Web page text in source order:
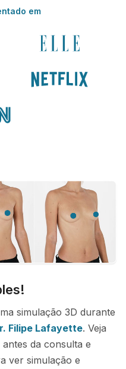
em
simulação 3D durante
Filipe Lafayette. Veja
da consulta e
ver simulação e